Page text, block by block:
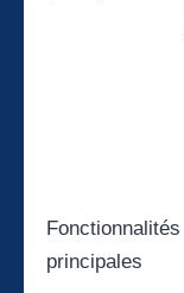
Fonctionnalités
principales